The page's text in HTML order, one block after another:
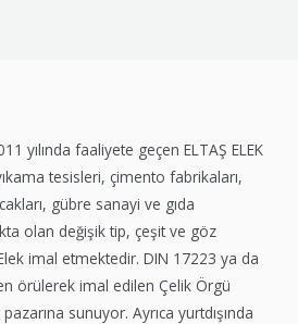
yılında faaliyete geçen ELTAŞ ELEK
tesisleri, çimento fabrikaları,
gübre sanayi ve gıda
olan değişik tip, çeşit ve göz
imal etmektedir. DIN 17223 ya da
örülerek imal edilen Çelik Örgü
sunuyor. Ayrıca yurtdışında